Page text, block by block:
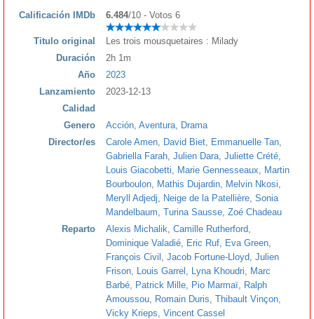
Calificación IMDb 6.484/10 - Votos 6
Titulo original
Les trois mousquetaires : Milady
Duración
2h 1m
Año
2023
Lanzamiento
2023-12-13
Calidad
Genero
Acción Aventura
Drama
Director/es
Carole Amen David Biet Emmanuelle Tan
Gabriella Farah Julien Dara Juliette Crété
Louis Giacobetti
Marie Gennesseaux
Martin
Bourboulon
Mathis Dujardin Melvin Nkosi
Meryll Adjedj
Neige de la Patellière Sonia
Mandelbaum Turina Sausse Zoé Chadeau
Reparto
Alexis Michalik Camille Rutherford
Dominique Valadié
Eric Ruf Eva Green
François Civil
Jacob Fortune-Lloyd Julien
Frison
Louis Garrel Lyna Khoudri
Marc
Barbé
Patrick Mille Pio Marmaï
Ralph
Amoussou
Romain Duris Thibault Vinçon
Vicky Krieps Vincent Cassel